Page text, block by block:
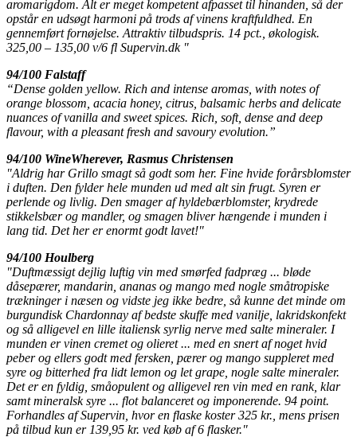
aromarigdom. Alt er meget kompetent afpasset til hinanden, så der
opstår en udsøgt harmoni på trods af vinens kraftfuldhed. En
gennemført fornøjelse. Attraktiv tilbudspris. 14 pct., økologisk.
325,00 – 135,00 v/6 fl Supervin.dk "
94/100 Falstaff
“Dense golden yellow. Rich and intense aromas, with notes of
orange blossom, acacia honey, citrus, balsamic herbs and delicate
nuances of vanilla and sweet spices. Rich, soft, dense and deep
flavour, with a pleasant fresh and savoury evolution.”
94/100 WineWherever, Rasmus Christensen
"Aldrig har Grillo smagt så godt som her. Fine hvide forårsblomster
i duften. Den fylder hele munden ud med alt sin frugt. Syren er
perlende og livlig. Den smager af hyldebærblomster, krydrede
stikkelsbær og mandler, og smagen bliver hængende i munden i
lang tid. Det her er enormt godt lavet!"
94/100 Houlberg
"Duftmæssigt dejlig luftig vin med smørfed fadpræg ... bløde
dåsepærer, mandarin, ananas og mango med nogle småtropiske
trækninger i næsen og vidste jeg ikke bedre, så kunne det minde om
burgundisk Chardonnay af bedste skuffe med vanilje, lakridskonfekt
og så alligevel en lille italiensk syrlig nerve med salte mineraler. I
munden er vinen cremet og olieret ... med en snert af noget hvid
peber og ellers godt med fersken, pærer og mango suppleret med
syre og bitterhed fra lidt lemon og let grape, nogle salte mineraler.
Det er en fyldig, småopulent og alligevel ren vin med en rank, klar
samt mineralsk syre ... flot balanceret og imponerende. 94 point.
Forhandles af Supervin, hvor en flaske koster 325 kr., mens prisen
på tilbud kun er 139,95 kr. ved køb af 6 flasker."